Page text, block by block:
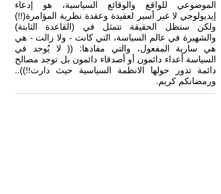
الموضوعي للواقع والوقائع السياسية، هو إدعاء
إيديولوجي لا غير أسير لعقيدة وعقدة نظرية المؤامرة(!!)
ولكن ستظل الحقيقة تتمثل في (القاعدة الثابتة)
والشهيرة في عالم السياسة، التي كانت - ولا زالت - هي
هي سارية المفعول، والتي مفادها: (( لا يُوجد في
السياسة أعداء دائمون أو أصدقاء دائمون بل توجد مصالح
دائمة تدور حولها الانظمة السياسية حيث دارت!!))..
ورمضانكم كريم.